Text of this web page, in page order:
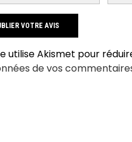
utilise Akismet pour
de vos